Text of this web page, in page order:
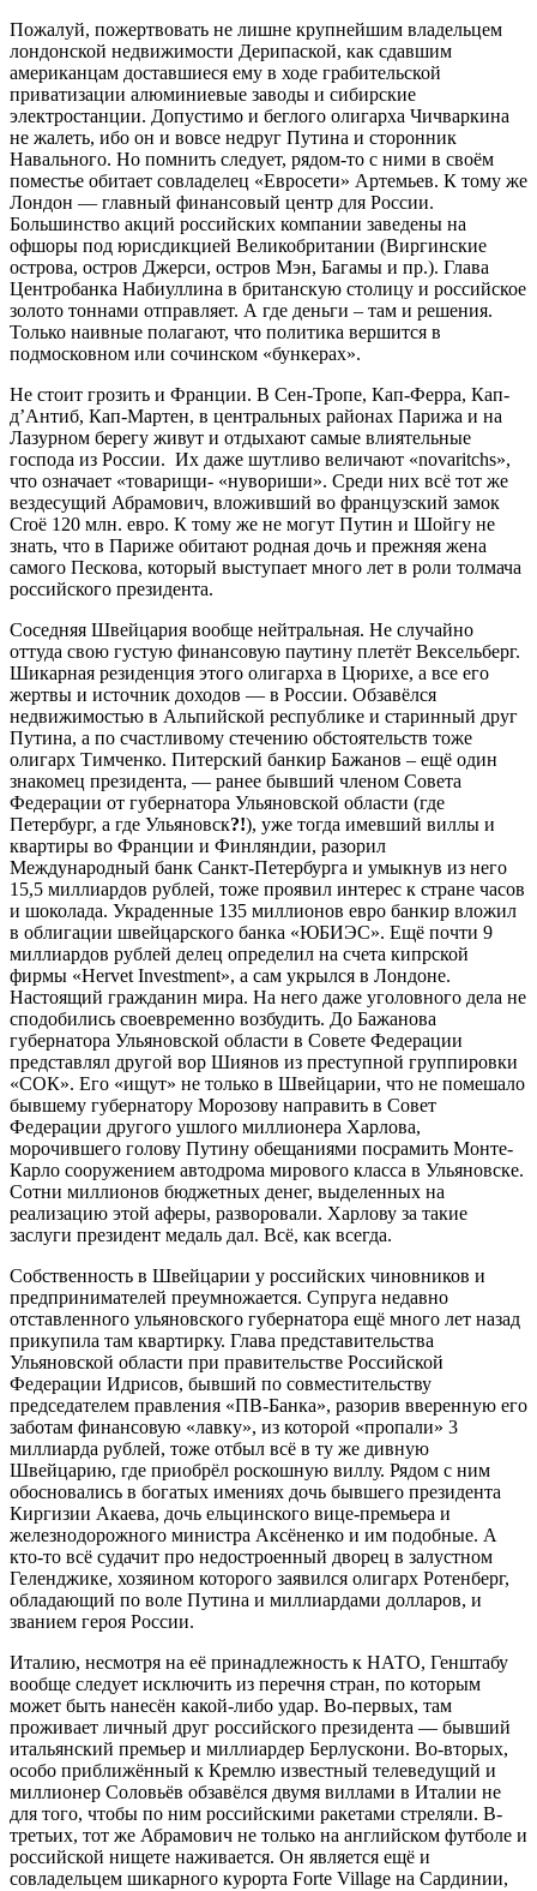
Пожалуй, пожертвовать не лишне крупнейшим владельцем
лондонской недвижимости Дерипаской, как сдавшим
американцам доставшиеся ему в ходе грабительской
приватизации алюминиевые заводы и сибирские
электростанции. Допустимо и беглого олигарха Чичваркина
не жалеть, ибо он и вовсе недруг Путина и сторонник
Навального. Но помнить следует, рядом-то с ними в своём
поместье обитает совладелец «Евросети» Артемьев. К тому же
Лондон — главный финансовый центр для России.
Большинство акций российских компании заведены на
офшоры под юрисдикцией Великобритании (Виргинские
острова, остров Джерси, остров Мэн, Багамы и пр.). Глава
Центробанка Набиуллина в британскую столицу и российское
золото тоннами отправляет. А где деньги – там и решения.
Только наивные полагают, что политика вершится в
подмосковном или сочинском «бункерах».
Не стоит грозить и Франции. В Сен-Тропе, Кап-Ферра, Кап-
д’Антиб, Кап-Мартен, в центральных районах Парижа и на
Лазурном берегу живут и отдыхают самые влиятельные
господа из России. Их даже шутливо величают «novaritchs»,
что означает «товарищи- «нувориши». Среди них всё тот же
вездесущий Абрамович, вложивший во французский замок
Croë 120 млн. евро. К тому же не могут Путин и Шойгу не
знать, что в Париже обитают родная дочь и прежняя жена
самого Пескова, который выступает много лет в роли толмача
российского президента.
Соседняя Швейцария вообще нейтральная. Не случайно
оттуда свою густую финансовую паутину плетёт Вексельберг.
Шикарная резиденция этого олигарха в Цюрихе, а все его
жертвы и источник доходов — в России. Обзавёлся
недвижимостью в Альпийской республике и старинный друг
Путина, а по счастливому стечению обстоятельств тоже
олигарх Тимченко. Питерский банкир Бажанов – ещё один
знакомец президента, — ранее бывший членом Совета
Федерации от губернатора Ульяновской области (где
Петербург, а где Ульяновск?!), уже тогда имевший виллы и
квартиры во Франции и Финляндии, разорил
Международный банк Санкт-Петербурга и умыкнув из него
15,5 миллиардов рублей, тоже проявил интерес к стране часов
и шоколада. Украденные 135 миллионов евро банкир вложил
в облигации швейцарского банка «ЮБИЭС». Ещё почти 9
миллиардов рублей делец определил на счета кипрской
фирмы «Hervet Investment», а сам укрылся в Лондоне.
Настоящий гражданин мира. На него даже уголовного дела не
сподобились своевременно возбудить. До Бажанова
губернатора Ульяновской области в Совете Федерации
представлял другой вор Шиянов из преступной группировки
«СОК». Его «ищут» не только в Швейцарии, что не помешало
бывшему губернатору Морозову направить в Совет
Федерации другого ушлого миллионера Харлова,
морочившего голову Путину обещаниями посрамить Монте-
Карло сооружением автодрома мирового класса в Ульяновске.
Сотни миллионов бюджетных денег, выделенных на
реализацию этой аферы, разворовали. Харлову за такие
заслуги президент медаль дал. Всё, как всегда.
Собственность в Швейцарии у российских чиновников и
предпринимателей преумножается. Супруга недавно
отставленного ульяновского губернатора ещё много лет назад
прикупила там квартирку. Глава представительства
Ульяновской области при правительстве Российской
Федерации Идрисов, бывший по совместительству
председателем правления «ПВ-Банка», разорив вверенную его
заботам финансовую «лавку», из которой «пропали» 3
миллиарда рублей, тоже отбыл всё в ту же дивную
Швейцарию, где приобрёл роскошную виллу. Рядом с ним
обосновались в богатых имениях дочь бывшего президента
Киргизии Акаева, дочь ельцинского вице-премьера и
железнодорожного министра Аксёненко и им подобные. А
кто-то всё судачит про недостроенный дворец в залустном
Геленджике, хозяином которого заявился олигарх Ротенберг,
обладающий по воле Путина и миллиардами долларов, и
званием героя России.
Италию, несмотря на её принадлежность к НАТО, Генштабу
вообще следует исключить из перечня стран, по которым
может быть нанесён какой-либо удар. Во-первых, там
проживает личный друг российского президента — бывший
итальянский премьер и миллиардер Берлускони. Во-вторых,
особо приближённый к Кремлю известный телеведущий и
миллионер Соловьёв обзавёлся двумя виллами в Италии не
для того, чтобы по ним российскими ракетами стреляли. В-
третьих, тот же Абрамович не только на английском футболе и
российской нищете наживается. Он является ещё и
совладельцем шикарного курорта Forte Village на Сардинии,